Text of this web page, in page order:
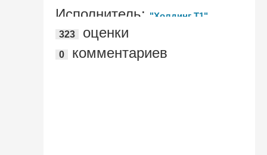
Исполнитель: "Холдинг Т1"
323
оценки
0 комментариев